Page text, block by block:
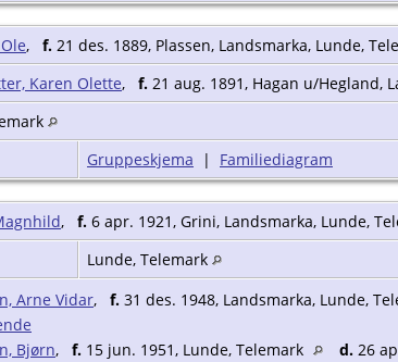
, f. 21 des. 1889, Plassen, Landsmarka, Lunde,
Karen Olette, f. 21 aug. 1891, Hagan u/Hegland,
Gruppeskjema | Familiediagram
, f. 6 apr. 1921, Grini, Landsmarka, Lunde,
Lunde, Telemark
Arne Vidar, f. 31 des. 1948, Landsmarka, Lunde,
Bjørn, f. 15 jun. 1951, Lunde, Telemark d. 26